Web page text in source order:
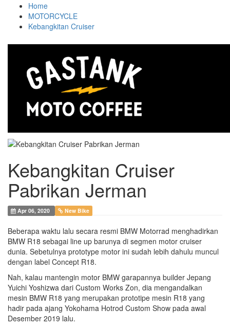
Home
MOTORCYCLE
Kebangkitan Cruiser
Kebangkitan Cruiser
Pabrikan Jerman
Apr 06, 2020 New Bike
Beberapa waktu lalu secara resmi BMW Motorrad menghadirkan
BMW R18 sebagai line up barunya di segmen motor cruiser
dunia. Sebetulnya prototype motor ini sudah lebih dahulu muncul
dengan label Concept R18.
Nah, kalau mantengin motor BMW garapannya builder Jepang
Yuichi Yoshizwa dari Custom Works Zon, dia mengandalkan
mesin BMW R18 yang merupakan prototipe mesin R18 yang
hadir pada ajang Yokohama Hotrod Custom Show pada awal
Desember 2019 lalu.